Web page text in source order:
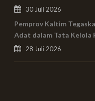
30 Juli 2026
Pemprov Kaltim
Adat dalam Tata Kelola
28 Juli 2026